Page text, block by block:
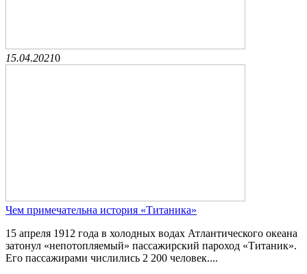
15.04.20210
Чем примечательна история «Титаника»
15 апреля 1912 года в холодных водах Атлантического океана
затонул «непотопляемый» пассажирский пароход «Титаник».
Его пассажирами числились 2 200 человек....